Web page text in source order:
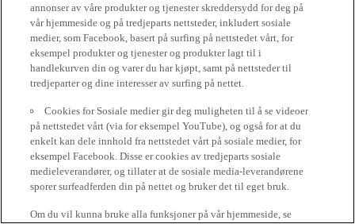
annonser av våre produkter og tjenester skreddersydd for deg på
vår hjemmeside og på tredjeparts nettsteder, inkludert sosiale
medier, som Facebook, basert på surfing på nettstedet vårt, for
eksempel produkter og tjenester og produkter lagt til i
handlekurven din og varer du har kjøpt, samt på nettsteder til
tredjeparter og dine interesser av surfing på nettet.
Cookies for Sosiale medier gir deg muligheten til å se videoer
på nettstedet vårt (via for eksempel YouTube), og også for at du
enkelt kan dele innhold fra nettstedet vårt på sosiale medier, for
eksempel Facebook. Disse er cookies av tredjeparts sosiale
medieleverandører, og tillater at de sosiale media-leverandørene
sporer surfeadferden din på nettet og bruker det til eget bruk.
Om du vil kunna bruke alla funksjoner på vår hjemmeside, se